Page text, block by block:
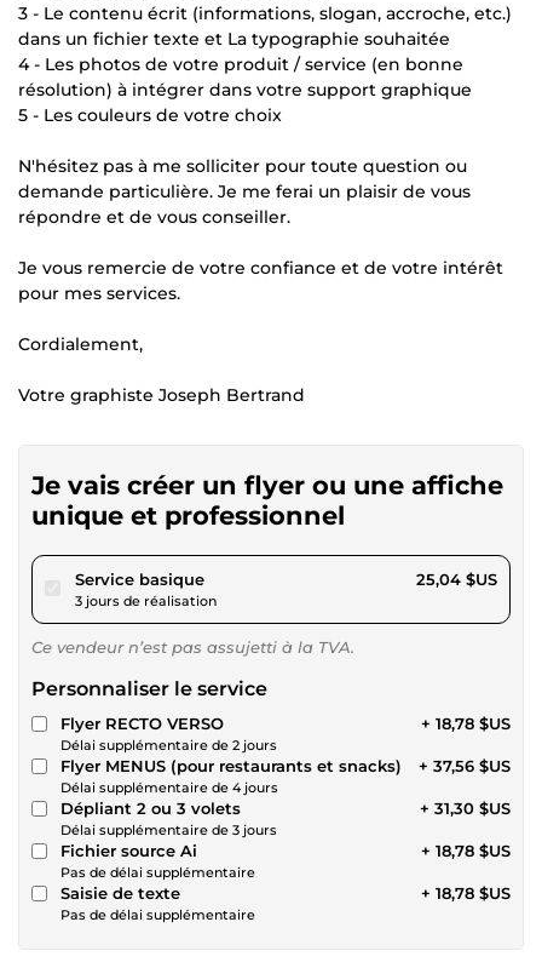
3 - Le contenu écrit (informations, slogan, accroche, etc.)
dans un fichier texte et La typographie souhaitée
4 - Les photos de votre produit / service (en bonne
résolution) à intégrer dans votre support graphique
5 - Les couleurs de votre choix
N'hésitez pas à me solliciter pour toute question ou
demande particulière. Je me ferai un plaisir de vous
répondre et de vous conseiller.
Je vous remercie de votre confiance et de votre intérêt
pour mes services.
Cordialement,
Votre graphiste Joseph Bertrand
Je vais créer un flyer ou une affiche
unique et professionnel
Service basiquepour 23,08 $US
3 jours de réalisation
25,04 $US
Ce vendeur n’est pas assujetti à la TVA.
Personnaliser le service
Flyer RECTO VERSO
Délai supplémentaire de 2 jours
+ 18,78 $US
Flyer MENUS (pour restaurants et snacks)
Délai supplémentaire de 4 jours
+ 37,56 $US
Dépliant 2 ou 3 volets
Délai supplémentaire de 3 jours
+ 31,30 $US
Fichier source Ai
Pas de délai supplémentaire
+ 18,78 $US
Saisie de texte
Pas de délai supplémentaire
+ 18,78 $US